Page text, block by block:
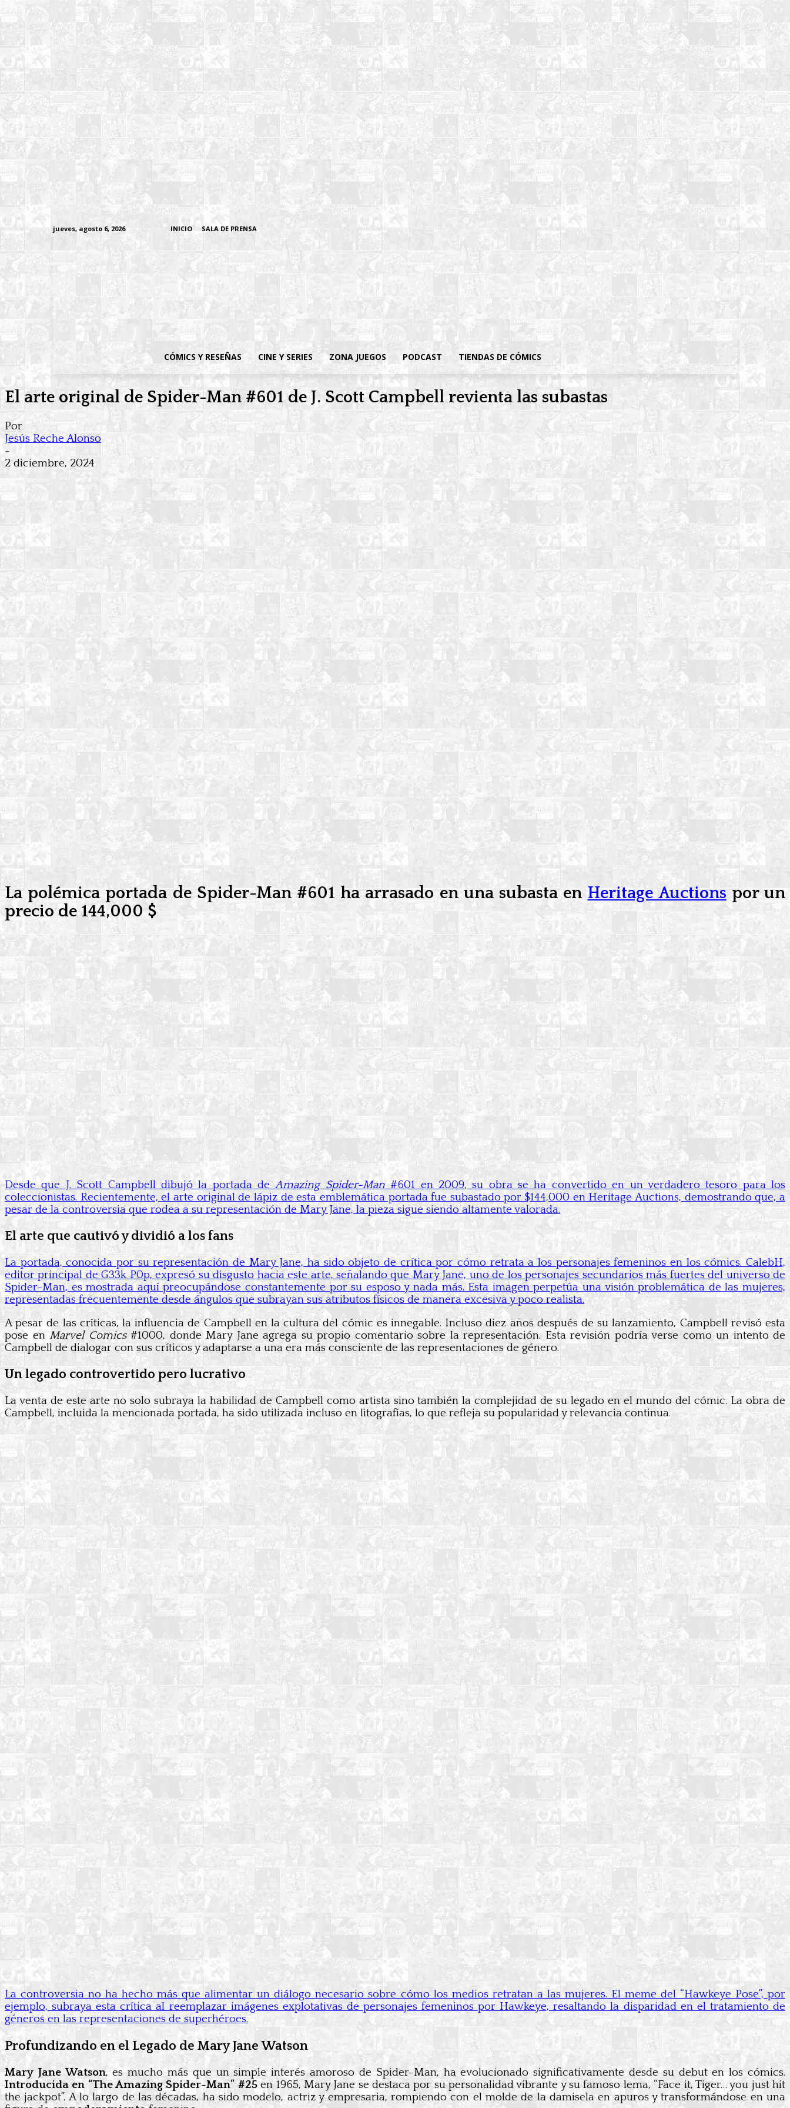
jueves, agosto 6, 2026 INICIO SALA DE PRENSA
CÓMICS Y RESEÑAS CINE Y SERIES ZONA JUEGOS PODCAST TIENDAS DE CÓMICS
El arte original de Spider-Man #601 de J. Scott Campbell revienta las subastas
Por
Jesús Reche Alonso
-
2 diciembre, 2024
La polémica portada de Spider-Man #601 ha arrasado en una subasta enHeritage Auctions por un
precio de 144,000 $
Desde que J. Scott Campbell dibujó la portada deAmazing Spider-Man#601 en 2009, su obra se ha convertido en un verdadero tesoro para los
coleccionistas. Recientemente, el arte original de lápiz de esta emblemática portada fue subastado por $144,000 en Heritage Auctions, demostrando que, a
pesar de la controversia que rodea a su representación de Mary Jane, la pieza sigue siendo altamente valorada.
El arte que cautivó y dividió a los fans
La portada, conocida por su representación de Mary Jane, ha sido objeto de crítica por cómo retrata a los personajes femeninos en los cómics. CalebH,
editor principal de G33k P0p, expresó su disgusto hacia este arte, señalando que Mary Jane, uno de los personajes secundarios más fuertes del universo de
Spider-Man, es mostrada aquí preocupándose constantemente por su esposo y nada más. Esta imagen perpetúa una visión problemática de las mujeres,
representadas frecuentemente desde ángulos que subrayan sus atributos físicos de manera excesiva y poco realista.
A pesar de las críticas, la influencia de Campbell en la cultura del cómic es innegable. Incluso diez años después de su lanzamiento, Campbell revisó esta
pose en Marvel Comics#1000, donde Mary Jane agrega su propio comentario sobre la representación. Esta revisión podría verse como un intento de
Campbell de dialogar con sus críticos y adaptarse a una era más consciente de las representaciones de género.
Un legado controvertido pero lucrativo
La venta de este arte no solo subraya la habilidad de Campbell como artista sino también la complejidad de su legado en el mundo del cómic. La obra de
Campbell, incluida la mencionada portada, ha sido utilizada incluso en litografías, lo que refleja su popularidad y relevancia continua.
La controversia no ha hecho más que alimentar un diálogo necesario sobre cómo los medios retratan a las mujeres. El meme del “Hawkeye Pose”, por
ejemplo, subraya esta crítica al reemplazar imágenes explotativas de personajes femeninos por Hawkeye, resaltando la disparidad en el tratamiento de
géneros en las representaciones de superhéroes.
Profundizando en el Legado de Mary Jane Watson
Mary Jane Watson, es mucho más que un simple interés amoroso de Spider-Man, ha evolucionado significativamente desde su debut en los cómics.
Introducida en “The Amazing Spider-Man” #25en 1965, Mary Jane se destaca por su personalidad vibrante y su famoso lema, “Face it, Tiger… you just hit
the jackpot”. A lo largo de las décadas, ha sido modelo, actriz y empresaria, rompiendo con el molde de la damisela en apuros y transformándose en una